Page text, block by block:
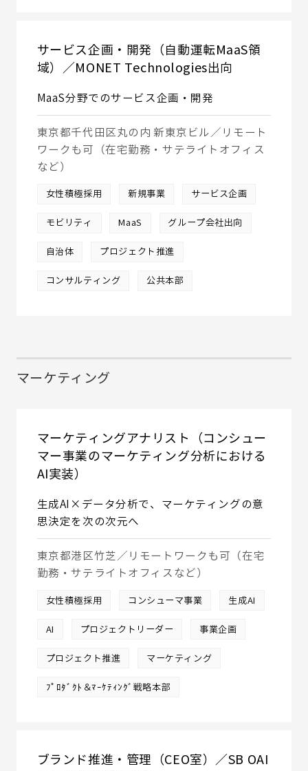
サービス企画・開発（自動運転MaaS領
域）／MONET Technologies出向
MaaS分野でのサービス企画・開発
東京都千代田区丸の内 新東京ビル／リモート
ワークも可（在宅勤務・サテライトオフィス
など）
女性積極採用 新規事業 サービス企画
モビリティ MaaS グループ会社出向
自治体 プロジェクト推進
コンサルティング 公共本部
マーケティング
マーケティングアナリスト（コンシュー
マー事業のマーケティング分析における
AI実装）
生成AI×データ分析で、マーケティングの意
思決定を次の次元へ
東京都港区竹芝／リモートワークも可（在宅
勤務・サテライトオフィスなど）
女性積極採用 コンシューマ事業 生成AI
AI プロジェクトリーダー 事業企画
プロジェクト推進 マーケティング
ﾌﾟﾛﾀﾞｸﾄ＆ﾏｰｹﾃｨﾝｸﾞ戦略本部
ブランド推進・管理（CEO室）／SB OAI